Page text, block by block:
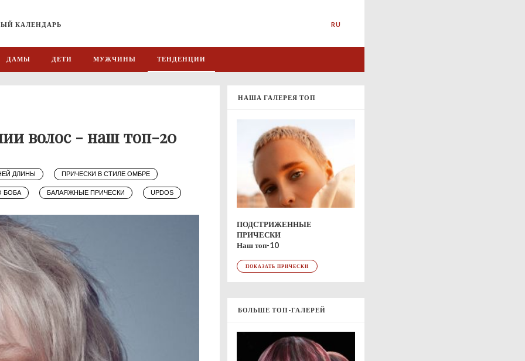
КАЛЕНДАРЬ RU
ДАМЫ ДЕТИ МУЖЧИНЫ ТЕНДЕНЦИИ
волос - наш топ-20
ДЛИНЫ ПРИЧЕСКИ В СТИЛЕ ОМБРЕ
БОБА БАЛАЯЖНЫЕ ПРИЧЕСКИ UPDOS
НАША ГАЛЕРЕЯ ТОП
ПОДСТРИЖЕННЫЕ
ПРИЧЕСКИ
Наш топ-10
ПОКАЗАТЬ ПРИЧЕСКИ
БОЛЬШЕ ТОП-ГАЛЕРЕЙ